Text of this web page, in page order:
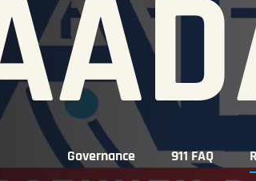
Governance 911 FAQ